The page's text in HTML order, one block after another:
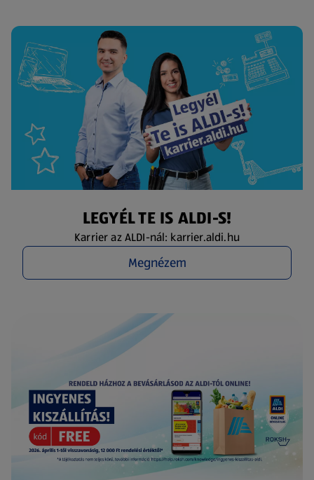
LEGYÉL TE IS ALDI-S!
Karrier az ALDI-nál: karrier.aldi.hu
Megnézem